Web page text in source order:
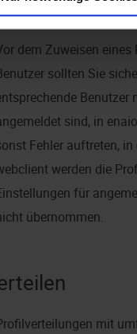
dem Zuweisen eines
sollten Sie
Benutzer
sind, in
Fehler auftreten, in
werden die
für
übernommen.
mit